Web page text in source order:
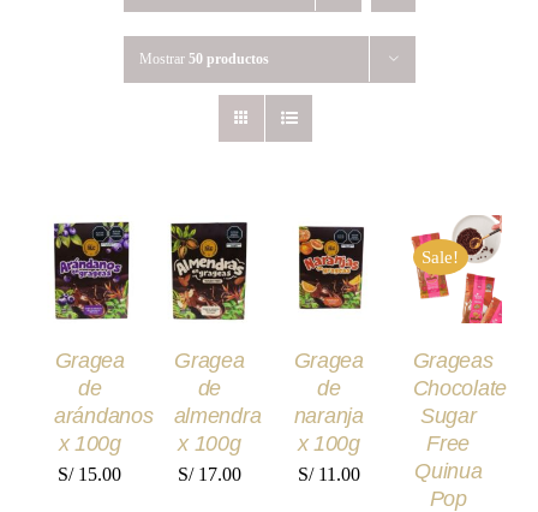
Mostrar 50 productos
AÑADIR
AL
CARRITO
/
DETALLES
Gragea
de
arándanos
x 100g
S/15.00
AÑADIR
AL
CARRITO
/
DETALLES
Gragea
de
almendra
x 100g
S/17.00
AL
CARRITO
/
Gragea
de
naranja
x 100g
S/11.00
Sale!
AÑADIR
AL
CARRITO
/
DETALLES
Grageas
Chocolate
Sugar
Free
Quinua
Pop